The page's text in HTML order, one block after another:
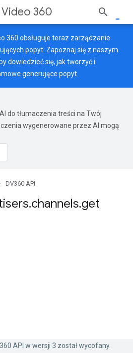
Video 360
360 obsługuje teraz zarządzanie
popyt. Zapoznaj się z naszym
dowiedzieć się, jak tworzyć i
generujące popyt.
do tłumaczenia treści na Twój
wygenerowane przez AI mogą
DV360 API
.channels.get
API w wersji 3 został wycofany.